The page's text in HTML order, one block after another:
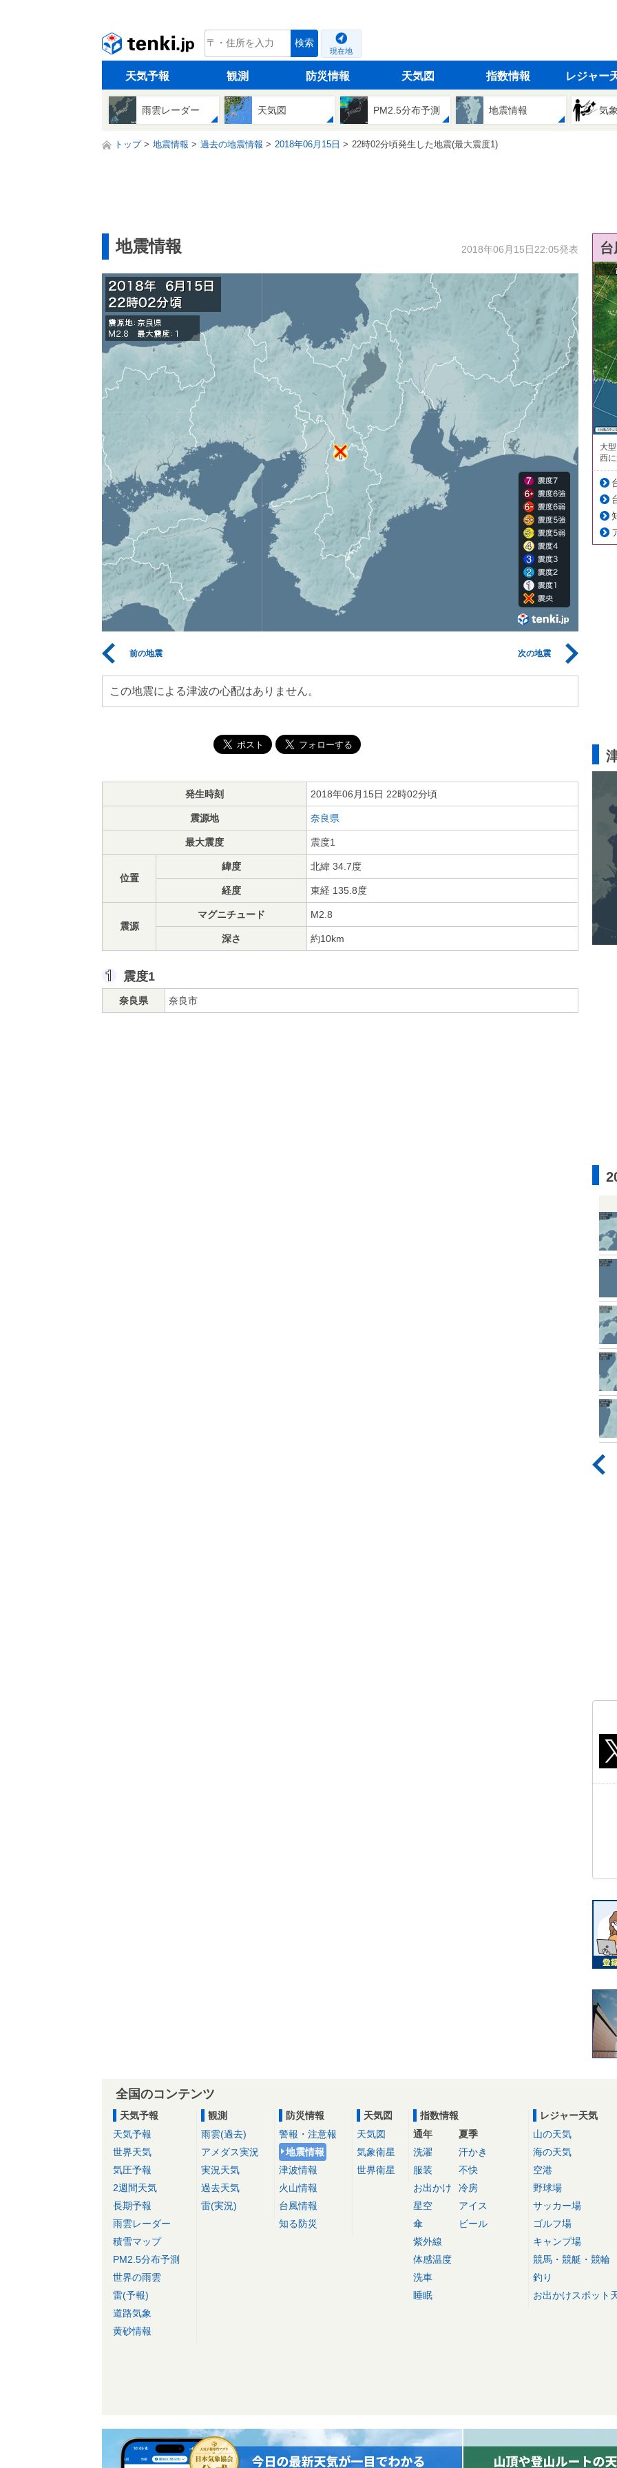
tenki.jp 検索
現在地
天気予報 観測 防災情報 天気図 指数情報 レジャー
雨雲レーダー 天気図 PM2.5分布予測 地震情報 気
トップ 地震情報 過去の地震情報 2018年06月15日 22時02分頃発生した地震(最大震度1)
地震情報 2018年06月15日22:05発表
前の地震 次の地震
この地震による津波の心配はありません。
発生時刻 2018年06月15日 22時02分頃
震源地 奈良県
最大震度 震度1
位置
緯度 北緯 34.7度
経度 東経 135.8度
震源
マグニチュード M2.8
深さ 約10km
震度1
奈良県 奈良市
大
西
全国のコンテンツ
天気予報
天気予報
世界天気
気圧予報
2週間天気
長期予報
雨雲レーダー
積雪マップ
PM2.5分布予測
世界の雨雲
雷(予報)
道路気象
黄砂情報
観測
雨雲(過去)
アメダス実況
実況天気
過去天気
雷(実況)
防災情報
警報・注意報
地震情報
津波情報
火山情報
台風情報
知る防災
天気図
天気図
気象衛星
世界衛星
指数情報
通年
洗濯
服装
お出かけ
星空
傘
紫外線
体感温度
洗車
睡眠
夏季
汗かき
不快
冷房
アイス
ビール
レジャー天気
山の天気
海の天気
空港
野球場
サッカー場
ゴルフ場
キャンプ場
競馬・競艇・競輪
釣り
お出かけスポット